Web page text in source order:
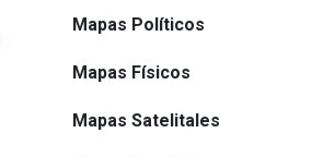
Mapas Políticos
Mapas Físicos
Mapas Satelitales